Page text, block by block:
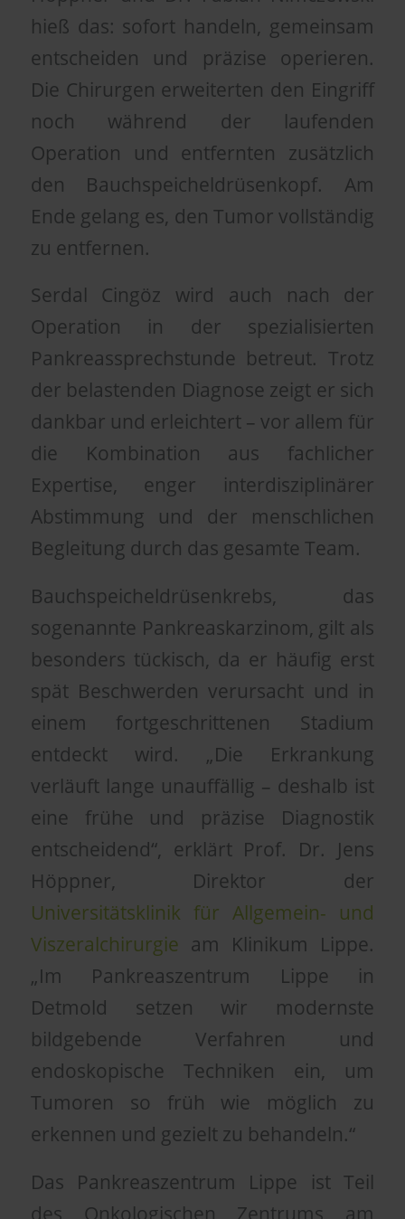
hieß das: sofort handeln, gemeinsam
entscheiden und präzise operieren.
Die Chirurgen erweiterten den Eingriff
noch während der laufenden
Operation und entfernten zusätzlich
den Bauchspeicheldrüsenkopf. Am
Ende gelang es, den Tumor vollständig
zu entfernen.
Serdal Cingöz wird auch nach der
Operation in der spezialisierten
Pankreassprechstunde betreut. Trotz
der belastenden Diagnose zeigt er sich
dankbar und erleichtert – vor allem für
die Kombination aus fachlicher
Expertise, enger interdisziplinärer
Abstimmung und der menschlichen
Begleitung durch das gesamte Team.
Bauchspeicheldrüsenkrebs, das
sogenannte Pankreaskarzinom, gilt als
besonders tückisch, da er häufig erst
spät Beschwerden verursacht und in
einem fortgeschrittenen Stadium
entdeckt wird. „Die Erkrankung
verläuft lange unauffällig – deshalb ist
eine frühe und präzise Diagnostik
entscheidend“, erklärt Prof. Dr. Jens
Höppner, Direktor der
Universitätsklinik für Allgemein- und
Viszeralchirurgie am Klinikum Lippe.
„Im Pankreaszentrum Lippe in
Detmold setzen wir modernste
bildgebende Verfahren und
endoskopische Techniken ein, um
Tumoren so früh wie möglich zu
erkennen und gezielt zu behandeln.“
Das Pankreaszentrum Lippe ist Teil
des Onkologischen Zentrums am